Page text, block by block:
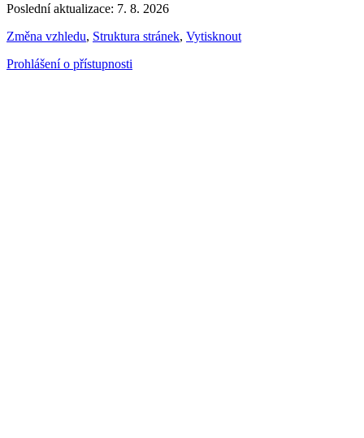
Poslední aktualizace: 7. 8. 2026
Změna vzhledu, Struktura stránek, Vytisknout
Prohlášení o přístupnosti